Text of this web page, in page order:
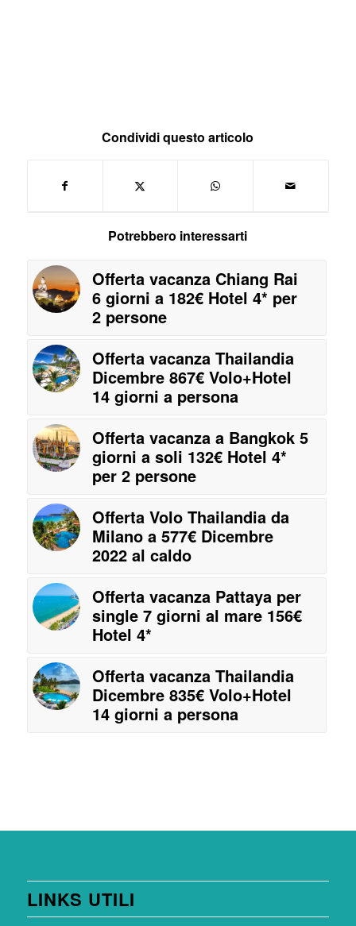
Condividi questo articolo
Potrebbero interessarti
Offerta vacanza Chiang Rai
6 giorni a 182€ Hotel 4* per
2 persone
Offerta vacanza Thailandia
Dicembre 867€ Volo+Hotel
14 giorni a persona
Offerta vacanza a Bangkok 5
giorni a soli 132€ Hotel 4*
per 2 persone
Offerta Volo Thailandia da
Milano a 577€ Dicembre
2022 al caldo
Offerta vacanza Pattaya per
single 7 giorni al mare 156€
Hotel 4*
Offerta vacanza Thailandia
Dicembre 835€ Volo+Hotel
14 giorni a persona
LINKS UTILI